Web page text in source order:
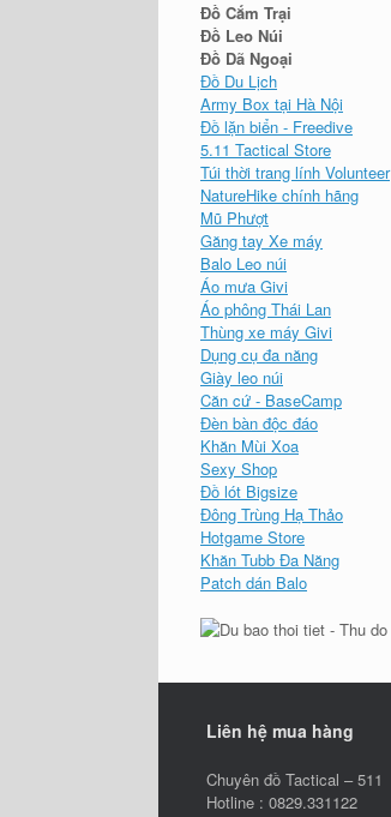
Đồ Cắm Trại
Đồ Leo Núi
Đồ Dã Ngoại
Đồ Du Lịch
Army Box tại Hà Nội
Đồ lặn biển - Freedive
5.11 Tactical Store
Túi thời trang lính Volunteer
NatureHike chính hãng
Mũ Phượt
Găng tay Xe máy
Balo Leo núi
Áo mưa Givi
Áo phông Thái Lan
Thùng xe máy Givi
Dụng cụ đa năng
Giày leo núi
Căn cứ - BaseCamp
Đèn bàn độc đáo
Khăn Mùi Xoa
Sexy Shop
Đồ lót Bigsize
Đông Trùng Hạ Thảo
Hotgame Store
Khăn Tubb Đa Năng
Patch dán Balo
Liên hệ mua hàng
Chuyên đồ Tactical – 511
Hotline : 0829.331122